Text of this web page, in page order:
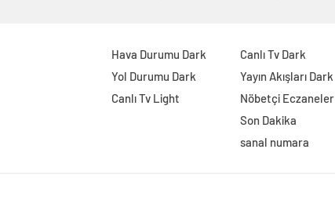
Hava Durumu Dark
Yol Durumu Dark
Canlı Tv Light
Canlı Tv Dark
Yayın Akışları Dark
Nöbetçi Eczaneler
Son Dakika
sanal numara